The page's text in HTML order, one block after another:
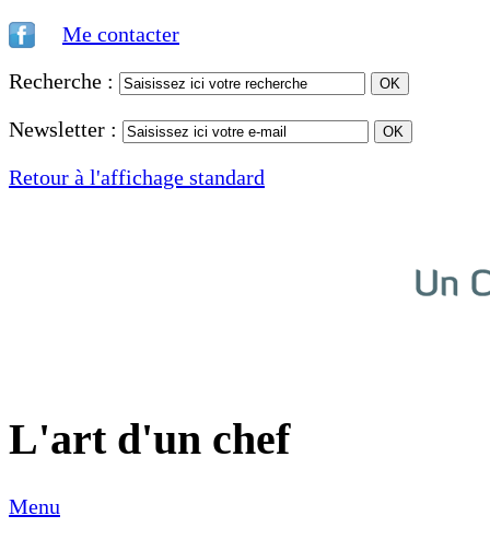
Me contacter
Recherche :
Newsletter :
Retour à l'affichage standard
L'art d'un chef
Menu